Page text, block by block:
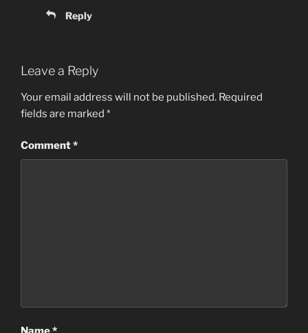
Reply
Leave a Reply
Your email address will not be published. Required
fields are marked *
Comment*